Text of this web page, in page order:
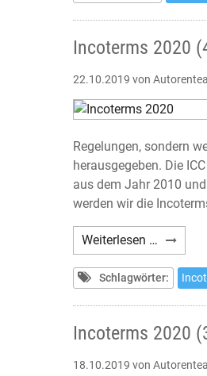
Incoterms 2020
22.10.2019 von
Regelungen, sondern
herausgegeben. Die
aus dem Jahr 2010
werden wir die
Weiterlesen … Incoterms
2020
(4)
Schlagwörter:
Incoterms 2020
18.10.2019 von